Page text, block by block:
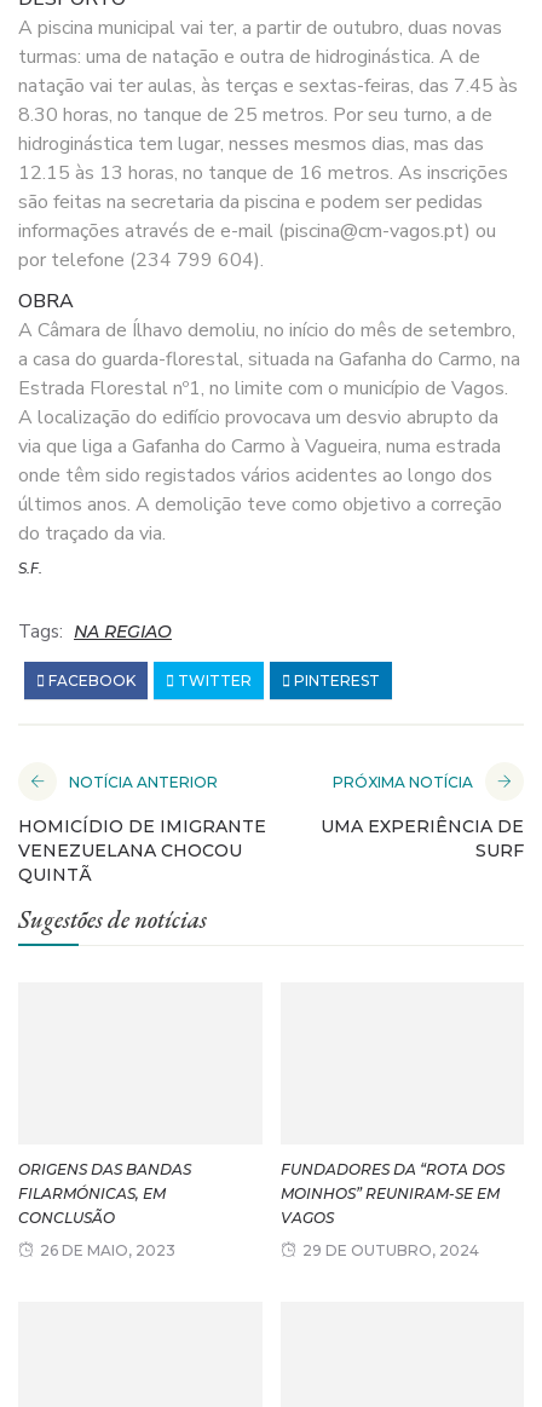
A piscina municipal vai ter, a partir de outubro, duas novas
turmas: uma de natação e outra de hidroginástica. A de
natação vai ter aulas, às terças e sextas-feiras, das 7.45 às
8.30 horas, no tanque de 25 metros. Por seu turno, a de
hidroginástica tem lugar, nesses mesmos dias, mas das
12.15 às 13 horas, no tanque de 16 metros. As inscrições
são feitas na secretaria da piscina e podem ser pedidas
informações através de e-mail (piscina@cm-vagos.pt) ou
por telefone (234 799 604).
OBRA
A Câmara de Ílhavo demoliu, no início do mês de setembro,
a casa do guarda-florestal, situada na Gafanha do Carmo, na
Estrada Florestal nº1, no limite com o município de Vagos.
A localização do edifício provocava um desvio abrupto da
via que liga a Gafanha do Carmo à Vagueira, numa estrada
onde têm sido registados vários acidentes ao longo dos
últimos anos. A demolição teve como objetivo a correção
do traçado da via.
S.F.
Tags: NA REGIAO
FACEBOOK TWITTER PINTEREST
NOTÍCIA ANTERIOR
HOMICÍDIO DE IMIGRANTE
VENEZUELANA CHOCOU
QUINTÃ
PRÓXIMA NOTÍCIA
UMA EXPERIÊNCIA DE
SURF
Sugestões de notícias
ORIGENS DAS BANDAS
FILARMÓNICAS, EM
CONCLUSÃO
26 DE MAIO, 2023
FUNDADORES DA “ROTA DOS
MOINHOS” REUNIRAM-SE EM
VAGOS
29 DE OUTUBRO, 2024